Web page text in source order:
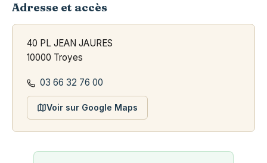
Adresse et accès
40 PL JEAN JAURES
10000 Troyes
03 66 32 76 00
Voir sur Google Maps